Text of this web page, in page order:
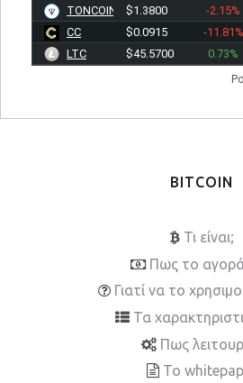
TONCOIN
$1.3800 -2.15%
CC
$0.0915 -11.81%
LTC
$45.5700 0.73%
BITCOIN
Τι είναι;
Πως το
Γιατί να το
Τα
Πως
To